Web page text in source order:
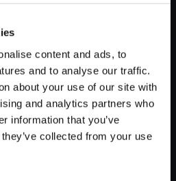
content and ads, to
and to analyse our traffic.
about your use of our site with
and analytics partners who
information that you’ve
collected from your use
曲】biohazard SOUND CH
BEST TRACK BOX
Alive